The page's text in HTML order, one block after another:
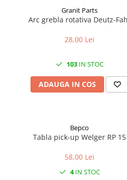
Granit Parts
Arc grebla rotativa Deutz-
28,00 Lei
103IN STOC
ADAUGA IN COS
Bepco
Tabla pick-up Welger RP 15
58,00 Lei
4IN STOC